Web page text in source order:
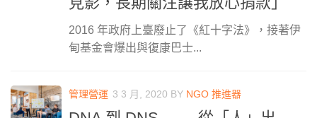
2016 年政府上臺廢止了《紅十字法》，接著伊
甸基金會爆出與復康巴士...
管理營運 3 3 月, 2020 BY NGO 推進器